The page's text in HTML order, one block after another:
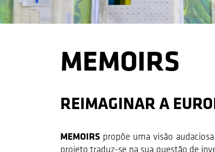
MEMOIRS
REIMAGINAR A
MEMOIRS propõe uma visão